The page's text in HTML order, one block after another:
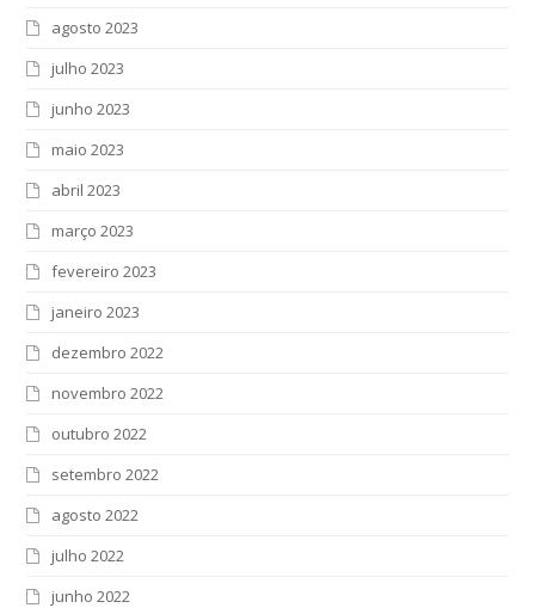
agosto 2023
julho 2023
junho 2023
maio 2023
abril 2023
março 2023
fevereiro 2023
janeiro 2023
dezembro 2022
novembro 2022
outubro 2022
setembro 2022
agosto 2022
julho 2022
junho 2022